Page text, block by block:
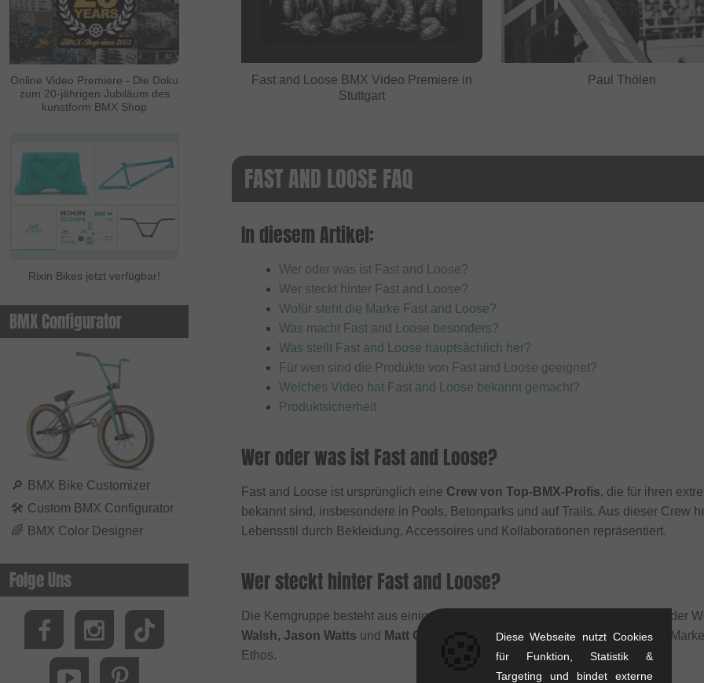
ALK 13
ALL IN
Animal Bikes
Autum Bikes
baco
Bell
Beringer
Beringer Bicycle
Bicross Editions
Bicycle Union
Black Bearing
Bluegrass
BMXFIX
Bolle
Bombtrack Bikes
Bone Deth
Brave Classics
Brixton
BSD
Cinelli
Cinema Wheel Co.
Online Video Premiere - Die Doku
zum 20-jährigen Jubiläum des
kunstform BMX Shop
Rixin Bikes jetzt verfügbar!
BMX Configurator
🔎 BMX Bike Customizer
🛠 Custom BMX Configurator
🌈 BMX Color Designer
Folge Uns
Fast and Loose BMX Video Premiere in
Stuttgart
Paul Thölen
FAST AND LOOSE FAQ
In diesem Artikel:
Wer oder was ist Fast and Loose?
Wer steckt hinter Fast and Loose?
Wofür steht die Marke Fast and Loose?
Was macht Fast and Loose besonders?
Was stellt Fast and Loose hauptsächlich her?
Für wen sind die Produkte von Fast and Loose geeignet?
Welches Video hat Fast and Loose bekannt gemacht?
Produktsicherheit
Wer oder was ist Fast and Loose?
Fast and Loose ist ursprünglich eine Crew von Top-BMX-Profis, die für ihren
bekannt sind, insbesondere in Pools, Betonparks und auf Trails. Aus dieser Crew
Lebensstil durch Bekleidung, Accessoires und Kollaborationen repräsentiert.
Wer steckt hinter Fast and Loose?
Die Kerngruppe besteht aus einigen der einflussreichsten Transition-Fahrern der
Walsh, Jason Watts und Matt Cordova
. Sie sind nicht nur das "Gesicht" der
Ethos.
Diese Webseite nutzt Cookies
für Funktion, Statistik &
Targeting und bindet externe